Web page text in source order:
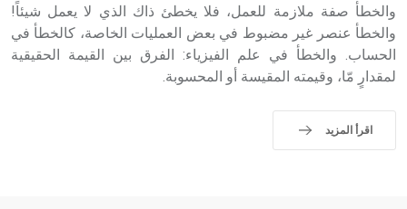
والخطأ صفة ملازمة للعمل، فلا يخطئ ذاك الذي لا يعمل شيئاً!
والخطأ عنصر غير مضبوط في بعض العمليات الخاصة، كالخطأ في
الحساب. والخطأ في علم الفيزياء: الفرق بين القيمة الحقيقية
لمقدارٍ مّا، وقيمته المقيسة أو المحسوبة.
اقرأ المزيد